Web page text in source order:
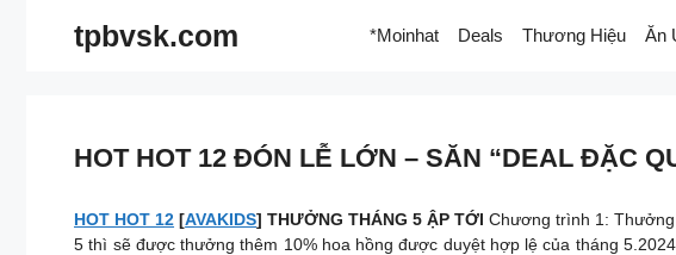
tpbvsk.com *Moinhat Deals Thương Hiệu Ăn
HOT HOT 12 ĐÓN LỄ LỚN – SĂN “DEAL ĐẶC
HOT HOT 12 [AVAKIDS] THƯỞNG THÁNG 5 ẬP TỚI Chương trình 1:
5 thì sẽ được thưởng thêm 10% hoa hồng được duyệt hợp lệ của tháng